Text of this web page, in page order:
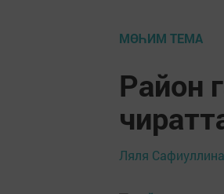
МӨҺИМ ТЕМА
Район
Ляля